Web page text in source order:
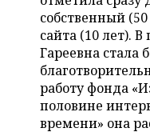
НЕФТЬ
ОПК
ЭНЕРГЕТИКА
ТРАНСПОРТ
УСЛУГИ
МЕДИА
НОВОСТИ
ВЫЕЗДНАЯ
БИЗНЕС-БРАНЧИ
СПОРТ
НОВОСТИ СПОРТА
ФУТБОЛ
ОБЩЕСТВО
НОВОСТИ
ФОТОГАЛЕРЕЯ
собственный
сайта (10 лет).
Гареевна стала
работу фонда
половине
времени» она